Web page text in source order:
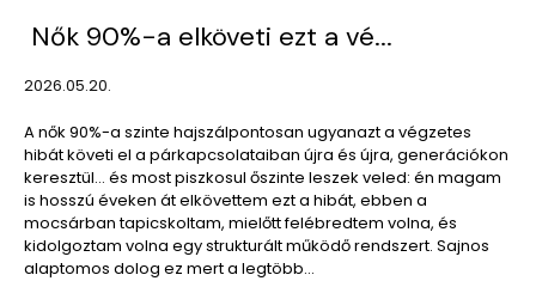
Nők 90%-a elköveti ezt a vé...
2026.05.20.
A nők 90%-a szinte hajszálpontosan ugyanazt a végzetes
hibát követi el a párkapcsolataiban újra és újra, generációkon
keresztül… és most piszkosul őszinte leszek veled: én magam
is hosszú éveken át elkövettem ezt a hibát, ebben a
mocsárban tapicskoltam, mielőtt felébredtem volna, és
kidolgoztam volna egy strukturált működő rendszert. Sajnos
alaptomos dolog ez mert a legtöbb...